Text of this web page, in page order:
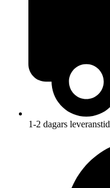
1-2 dagars leveranstid